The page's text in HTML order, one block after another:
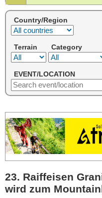
Country/Region
Terrain Category
EVENT/LOCATION
23. Raiffeisen
wird zum